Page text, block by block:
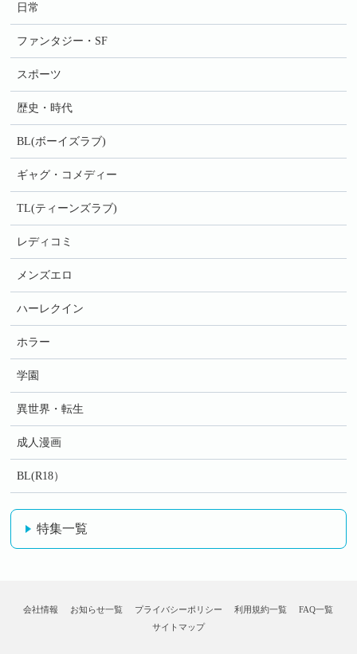
日常
ファンタジー・SF
スポーツ
歴史・時代
BL(ボーイズラブ)
ギャグ・コメディー
TL(ティーンズラブ)
レディコミ
メンズエロ
ハーレクイン
ホラー
学園
異世界・転生
成人漫画
BL(R18）
特集一覧
会社情報 お知らせ一覧 プライバシーポリシー 利用規約一覧
FAQ一覧
サイトマップ